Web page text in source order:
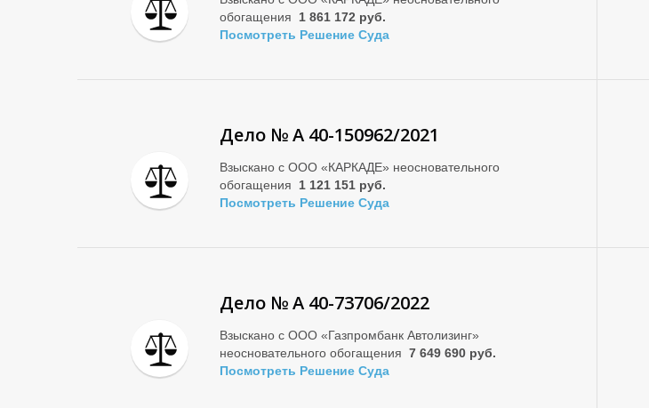
обогащения 1 861 172 руб.
Посмотреть Решение Суда
Дело № А 40-150962/2021
Взыскано с ООО «КАРКАДЕ» неосновательного
обогащения 1 121 151 руб.
Посмотреть Решение Суда
Дело № А 40-73706/2022
Взыскано с ООО «Газпромбанк Автолизинг»
неосновательного обогащения 7 649 690 руб.
Посмотреть Решение Суда